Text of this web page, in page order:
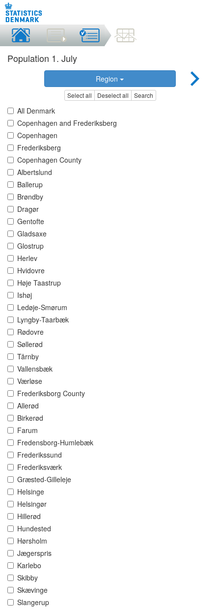
Population 1. July
Region
Select all Deselect all Search
All Denmark
Copenhagen and Frederiksberg
Copenhagen
Frederiksberg
Copenhagen County
Albertslund
Ballerup
Brøndby
Dragør
Gentofte
Gladsaxe
Glostrup
Herlev
Hvidovre
Høje Taastrup
Ishøj
Ledøje-Smørum
Lyngby-Taarbæk
Rødovre
Søllerød
Tårnby
Vallensbæk
Værløse
Frederiksborg County
Allerød
Birkerød
Farum
Fredensborg-Humlebæk
Frederikssund
Frederiksværk
Græsted-Gilleleje
Helsinge
Helsingør
Hillerød
Hundested
Hørsholm
Jægerspris
Karlebo
Skibby
Skævinge
Slangerup